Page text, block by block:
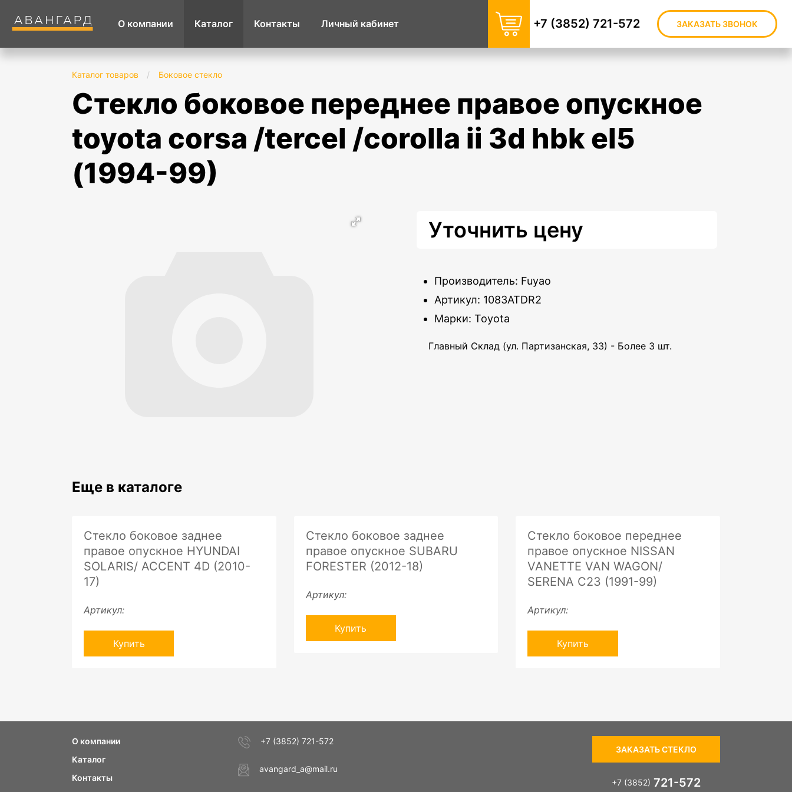
О компании Каталог Контакты Личный кабинет +7 (3852) 721-572 ЗАКАЗАТЬ ЗВОНОК
Каталог товаров / Боковое стекло
стекло боковое переднее правое опускное
toyota corsa /tercel /corolla ii 3d hbk el5
(1994-99)
Уточнить цену
Производитель: Fuyao
Артикул: 1083ATDR2
Марки: Toyota
Главный Склад (ул. Партизанская, 33) - Более 3 шт.
Еще в каталоге
Стекло боковое заднее
правое опускное HYUNDAI
SOLARIS/ ACCENT 4D (2010-
17)
Артикул:
Купить
Стекло боковое заднее
правое опускное SUBARU
FORESTER (2012-18)
Артикул:
Купить
Стекло боковое переднее
правое опускное NISSAN
VANETTE VAN WAGON/
SERENA C23 (1991-99)
Артикул:
Купить
О компании
Каталог
Контакты
+7 (3852) 721-572
avangard_a@mail.ru
ЗАКАЗАТЬ СТЕКЛО
+7 (3852) 721-572